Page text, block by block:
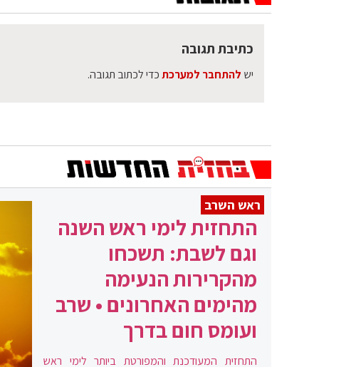
כתיבת תגובה
יש להתחבר למערכתכדי לכתוב תגובה.
ראש השרב
התחזית לימי ראש השנה
וגם לשבת: תשכחו
מהקרירות הנעימה
מהימים האחרונים • שרב
ועומס חום בדרך
התחזית המעודכנת והמפורטת ביותר לימי ראש